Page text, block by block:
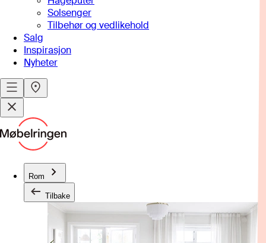
Solsenger
Tilbehør og vedlikehold
Salg
Inspirasjon
Nyheter
Rom
Tilbake